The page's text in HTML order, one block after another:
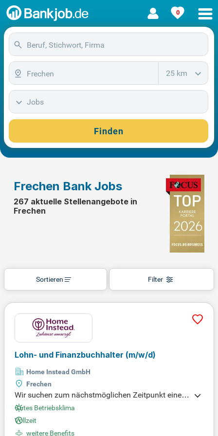
0
25 km
Jobs
Finden
Frechen Bank Jobs
267 aktuelle Stellenangebote in
Frechen
Filter
Sortieren
Lohn- und Finanzbuchhalter (m/w/d)
Home Instead GmbH
Frechen
Wir suchen zum nächstmöglichen Zeitpunkt eine/n
Lohn- und Finanzbuchhalter (m/w/d) in Vollzeit, u
m unser erfolgreiches, dynamisches Unternehmen
weiter zu stärken. Werden Sie Teil eines engagierte
Gutes Betriebsklima
Vollzeit
weitere Benefits